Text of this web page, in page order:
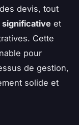
devis, tout
significative et
Cette
pour
de gestion,
solide et